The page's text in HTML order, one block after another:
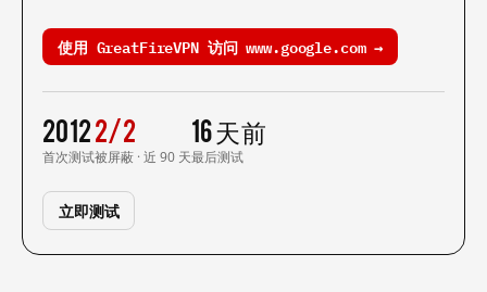
使用 GreatFireVPN 访问 www.google.com →
2012
首次测试
2/2
被屏蔽 · 近 90 天
16 天前
最后测试
立即测试